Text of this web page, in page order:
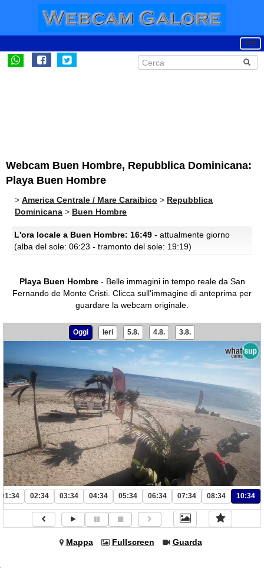
Webcam Buen Hombre, Repubblica Dominicana:
Playa Buen Hombre
> America Centrale / Mare Caraibico > Repubblica
Dominicana > Buen Hombre
L'ora locale a Buen Hombre: 16:49 - attualmente giorno
(alba del sole: 06:23 - tramonto del sole: 19:19)
Playa Buen Hombre- Belle immagini in tempo reale da San
Fernando de Monte Cristi. Clicca sull'immagine di anteprima per
guardare la webcam originale.
Oggi Ieri 5.8. 4.8. 3.8.
01:34 02:34 03:34 04:34 05:34 06:34 07:34 08:34 10:34
Mappa Fullscreen Guarda